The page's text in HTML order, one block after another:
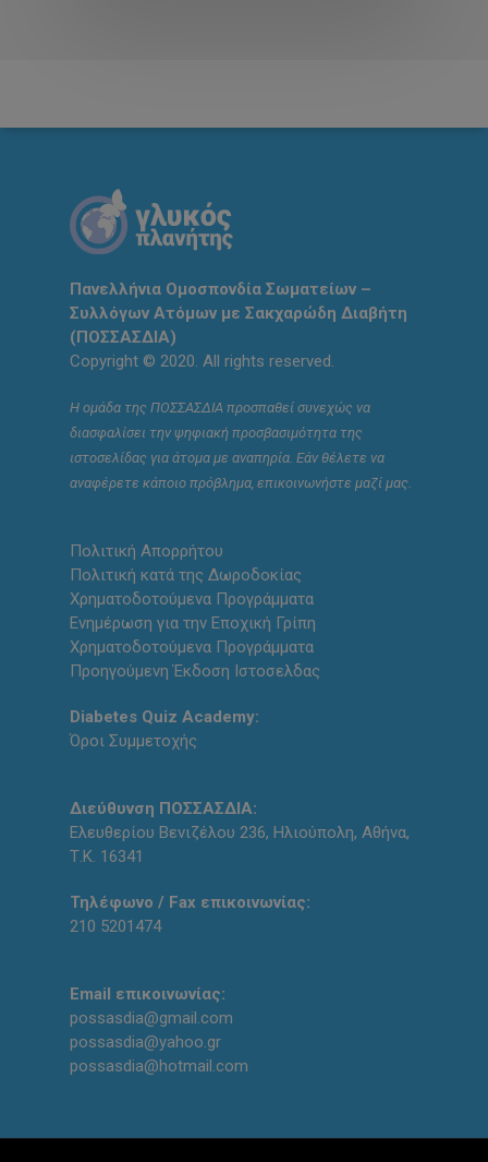
Πανελλήνια Ομοσπονδία Σωματείων –
Συλλόγων Ατόμων με Σακχαρώδη Διαβήτη
(ΠΟΣΣΑΣΔΙΑ)
Copyright © 2020. All rights reserved.
Η ομάδα της ΠΟΣΣΑΣΔΙΑ προσπαθεί συνεχώς να
διασφαλίσει την ψηφιακή προσβασιμότητα της
ιστοσελίδας για άτομα με αναπηρία. Εάν θέλετε να
αναφέρετε κάποιο πρόβλημα, επικοινωνήστε μαζί μας.
Πολιτική Απορρήτου
Πολιτική κατά της Δωροδοκίας
Χρηματοδοτούμενα Προγράμματα
Ενημέρωση για την Εποχική Γρίπη
Χρηματοδοτούμενα Προγράμματα
Προηγούμενη Έκδοση Ιστοσελδας
Diabetes Quiz Academy:
Όροι Συμμετοχής
Διεύθυνση ΠΟΣΣΑΣΔΙΑ:
Ελευθερίου Βενιζέλου 236, Ηλιούπολη, Αθήνα,
Τ.Κ. 16341
Τηλέφωνο / Fax επικοινωνίας:
210 5201474
Email επικοινωνίας:
possasdia@gmail.com
possasdia@yahoo.gr
possasdia@hotmail.com